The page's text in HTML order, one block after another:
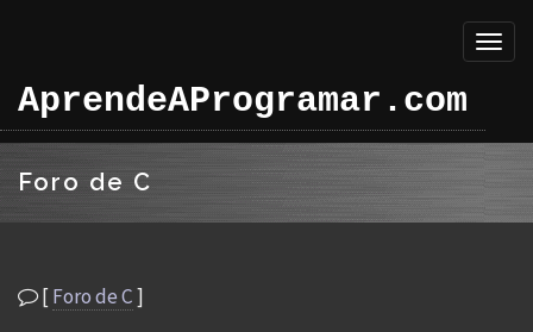
AprendeAProgramar.com
Foro de C
[Foro de C]